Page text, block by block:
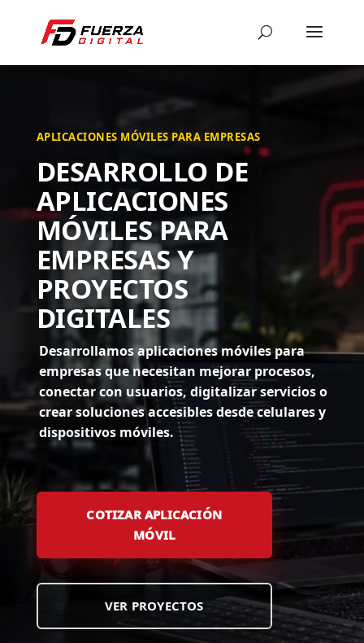
APLICACIONES MÓVILES PARA EMPRESAS
DESARROLLO DE
APLICACIONES
MÓVILES PARA
EMPRESAS Y
PROYECTOS
DIGITALES
Desarrollamos aplicaciones móviles para
empresas que necesitan mejorar procesos,
conectar con usuarios, digitalizar servicios o
crear soluciones accesibles desde celulares y
dispositivos móviles.
COTIZAR APLICACIÓN
MÓVIL
VER PROYECTOS